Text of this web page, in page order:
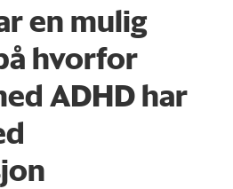
en mulig
hvorfor
ADHD har